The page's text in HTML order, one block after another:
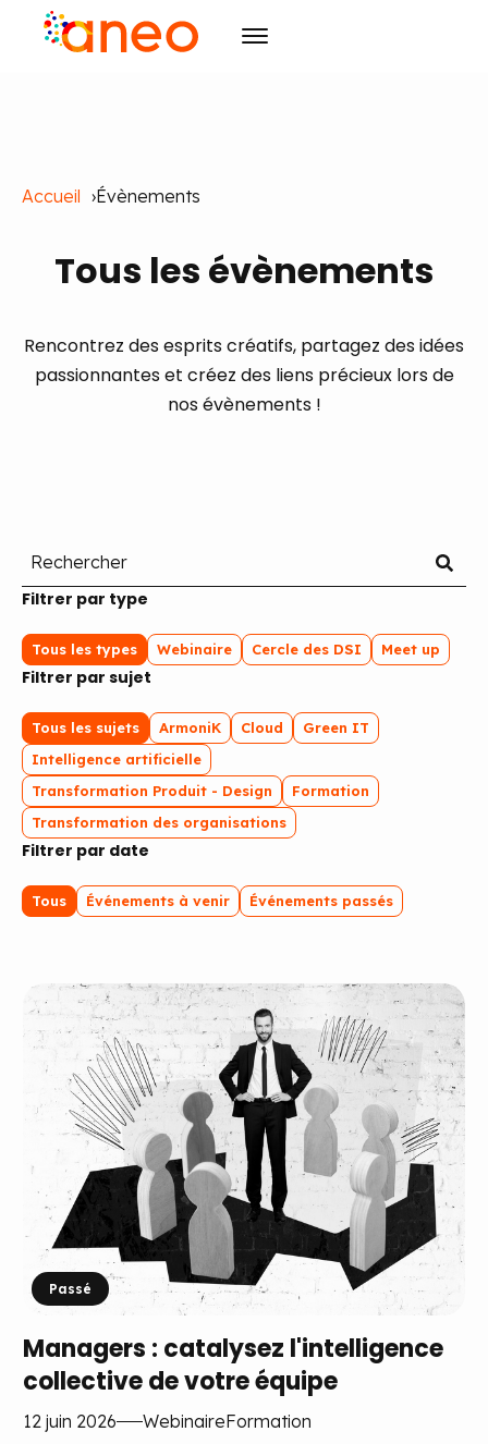
Intelligence Artificielle
Pilotage
Formation
Formation et IA
Technologies avancées
ArmoniK
Qyma II
R&D
RSE
Initiatives
Ressources
Cas clients
Agenda
Les incontournables
Carrières
Accueil Évènements
Tous les évènements
Rencontrez des esprits créatifs, partagez des idées
passionnantes et créez des liens précieux lors de
nos évènements !
Filtrer par type
Tous les types Webinaire Cercle des DSI Meet up
Filtrer par sujet
Tous les sujets ArmoniK Cloud
Green IT
Intelligence artificielle
Transformation Produit - Design
Formation
Transformation des organisations
Filtrer par date
Tous Événements à venir Événements passés
Passé
Managers : catalysez l'intelligence
collective de votre équipe
12 juin 2026 WebinaireFormation